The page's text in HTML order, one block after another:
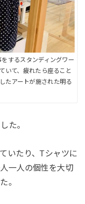
するスタンディングワー
いて、疲れたら座ること
たアートが施された明る
た。
いたり、Tシャツに
一人の個性を大切
。